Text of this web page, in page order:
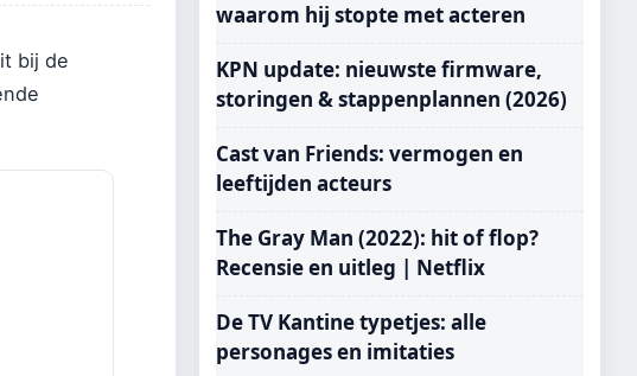
bij de
waarom hij stopte met acteren
KPN update: nieuwste firmware,
storingen & stappenplannen (2026)
Cast van Friends: vermogen en
leeftijden acteurs
The Gray Man (2022): hit of flop?
Recensie en uitleg | Netflix
De TV Kantine typetjes: alle
personages en imitaties